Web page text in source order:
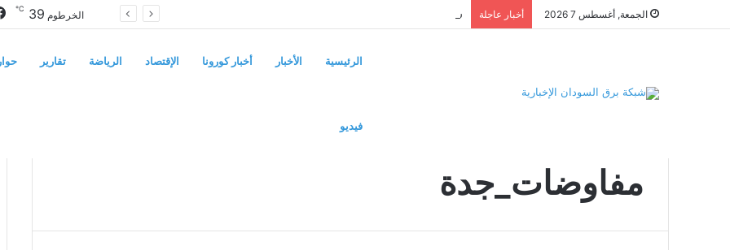
الجمعة, أغسطس 7 2026 أخبار عاجلة الخرطوم 39
℃
الرئيسية الأخبار أخبار كورونا الإقتصاد الرياضة تقارير
فيديو
مفاوضات_جدة